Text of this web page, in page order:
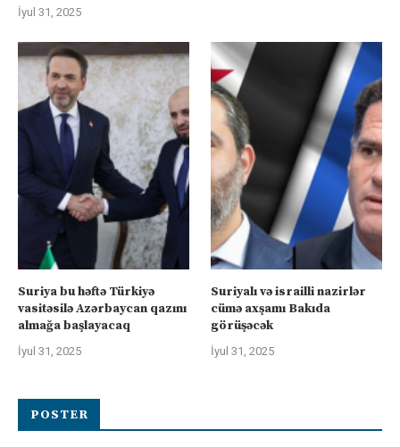
İyul 31, 2025
Suriya bu həftə Türkiyə
vasitəsilə Azərbaycan qazını
almağa başlayacaq
İyul 31, 2025
Suriyalı və israilli nazirlər
cümə axşamı Bakıda
görüşəcək
İyul 31, 2025
POSTER